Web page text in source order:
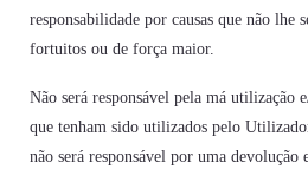
responsabilidade por causas que não lhe
fortuitos ou de força maior.
Não será responsável pela má utilização
que tenham sido utilizados pelo
não será responsável por uma